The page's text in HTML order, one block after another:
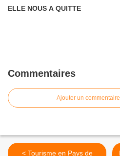
ELLE NOUS A QUITTE
Commentaires
Ajouter un commentaire
< Tourisme en Pays de